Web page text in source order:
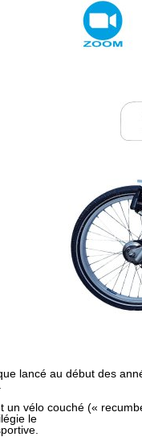
lancé au début des
un vélo couché («
le